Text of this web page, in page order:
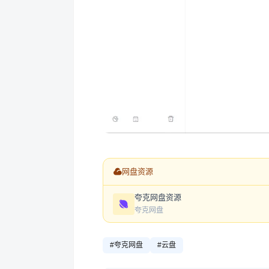
网盘资源
夸克网盘资源
夸克网盘
#夸克网盘 #云盘